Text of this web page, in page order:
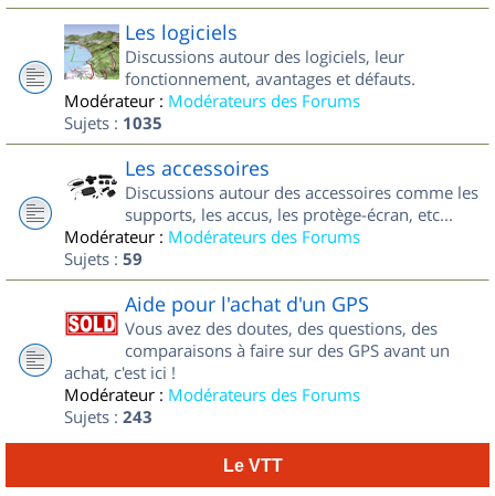
Les logiciels
Discussions autour des logiciels, leur
fonctionnement, avantages et défauts.
Modérateur : Modérateurs des Forums
Sujets : 1035
Les accessoires
Discussions autour des accessoires comme les
supports, les accus, les protège-écran, etc...
Modérateur : Modérateurs des Forums
Sujets : 59
Aide pour l'achat d'un GPS
Vous avez des doutes, des questions, des
comparaisons à faire sur des GPS avant un
achat, c'est ici !
Modérateur : Modérateurs des Forums
Sujets : 243
Le VTT